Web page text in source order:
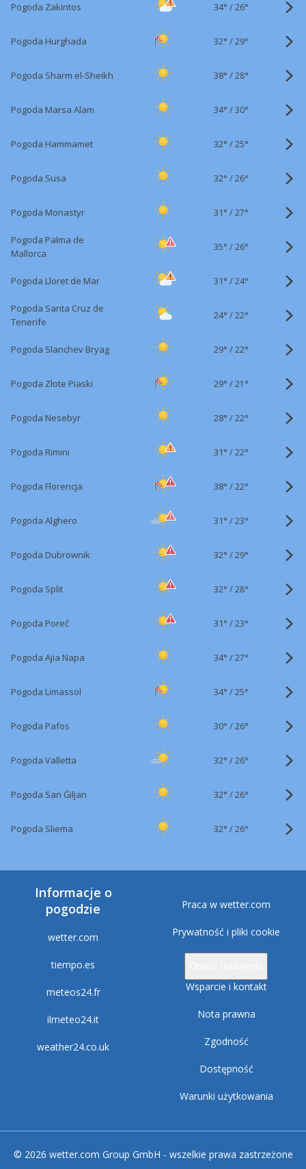
Pogoda Zakintos 34° /26°
Pogoda Hurghada 32° /29°
Pogoda Sharm el-Sheikh 38° /28°
Pogoda Marsa Alam 34° /30°
Pogoda Hammamet 32° /25°
Pogoda Susa 32° /26°
Pogoda Monastyr 31° /27°
Pogoda Palma de
Mallorca
35° /26°
Pogoda Lloret de Mar 31° /24°
Pogoda Santa Cruz de
Tenerife
24° /22°
Pogoda Slanchev Bryag 29° /22°
Pogoda Złote Piaski 29° /21°
Pogoda Nesebyr 28° /22°
Pogoda Rimini 31° /22°
Pogoda Florencja 38° /22°
Pogoda Alghero 31° /23°
Pogoda Dubrownik 32° /29°
Pogoda Split 32° /28°
Pogoda Poreč 31° /23°
Pogoda Ajia Napa 34° /27°
Pogoda Limassol 34° /25°
Pogoda Pafos 30° /26°
Pogoda Valletta 32° /26°
Pogoda San Ġiljan 32° /26°
Pogoda Sliema 32° /26°
Informacje o
pogodzie
wetter.com
tiempo.es
meteos24.fr
ilmeteo24.it
weather24.co.uk
Praca w wetter.com
Prywatność i pliki cookie
Wsparcie i kontakt
Nota prawna
Zgodność
Dostępność
Warunki użytkowania
© 2026 wetter.com Group GmbH - wszelkie prawa zastrzeżone